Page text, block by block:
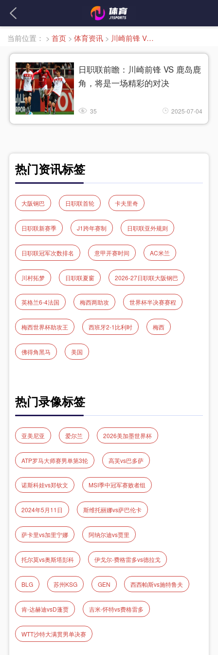
当前位置： > 首页 > 体育资讯 > 川崎前锋 VS 鹿岛鹿角
日职联前瞻：川崎前锋 VS 鹿岛鹿
角，将是一场精彩的对决
35 2025-07-04
热门资讯标签
大阪钢巴 日职联首轮 卡夫里奇
日职联新赛季 J1跨年赛制 日职联亚外规则
日职联冠军次数排名 意甲开赛时间 AC米兰
川村拓梦 日职联夏窗 2026-27日职联大阪钢巴
英格兰6-4法国 梅西两助攻 世界杯半决赛赛程
梅西世界杯助攻王 西班牙2-1比利时 梅西
佛得角黑马 美国
热门录像标签
亚美尼亚 爱尔兰 2026美加墨世界杯
ATP罗马大师赛男单第3轮 高芙vs巴多萨
诺斯科娃vs郑钦文 MSI季中冠军赛败者组
2024年5月11日 斯维托丽娜vs萨巴伦卡
萨卡里vs加里宁娜 阿纳尔迪vs贾里
托尔莫vs奥斯塔彭科 伊戈尔-费格雷多vs德拉戈
BLG 苏州KSG GEN 西西帕斯vs施特鲁夫
肯-达赫迪vsD蓬贾 吉米-怀特vs费格雷多
WTT沙特大满贯男单决赛